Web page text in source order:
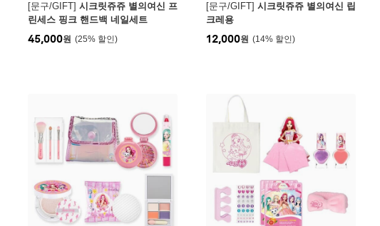
[문구/GIFT] 시크릿쥬쥬 별의여신 프
린세스 핑크 핸드백 네일세트
25%
45,000원
[문구/GIFT] 시크릿쥬쥬 별의여신 립
크레용
14%
12,000원